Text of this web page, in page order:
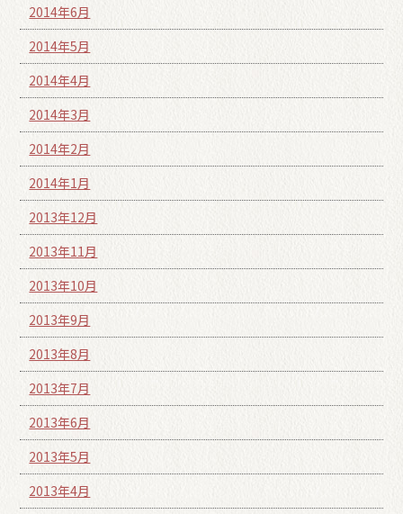
2014年6月
2014年5月
2014年4月
2014年3月
2014年2月
2014年1月
2013年12月
2013年11月
2013年10月
2013年9月
2013年8月
2013年7月
2013年6月
2013年5月
2013年4月